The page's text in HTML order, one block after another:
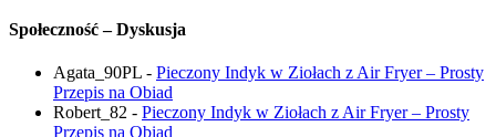
Społeczność – Dyskusja
Agata_90PL - Pieczony Indyk w Ziołach z Air Fryer – Prosty
Przepis na Obiad
Robert_82 - Pieczony Indyk w Ziołach z Air Fryer – Prosty
Przepis na Obiad